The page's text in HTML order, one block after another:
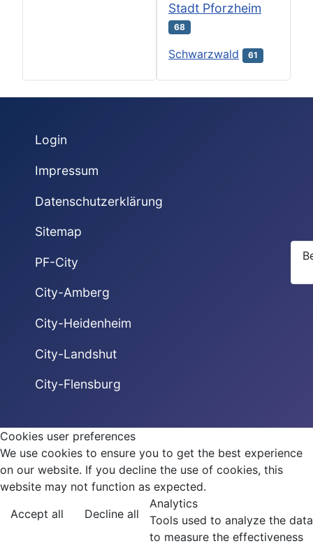
Stadt Pforzheim
68
Schwarzwald 61
Login
Impressum
Datenschutzerklärung
Sitemap
PF-City
City-Amberg
City-Heidenheim
City-Landshut
City-Flensburg
Cookies user preferences
We use cookies to ensure you to get the best experience
on our website. If you decline the use of cookies, this
website may not function as expected.
Accept all
Decline all
Analytics
Tools used to analyze the data
to measure the effectiveness